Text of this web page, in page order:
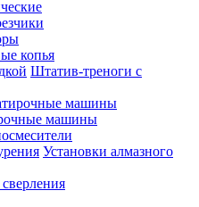
копья
Штатив-треноги с
машины
машины
Установки алмазного